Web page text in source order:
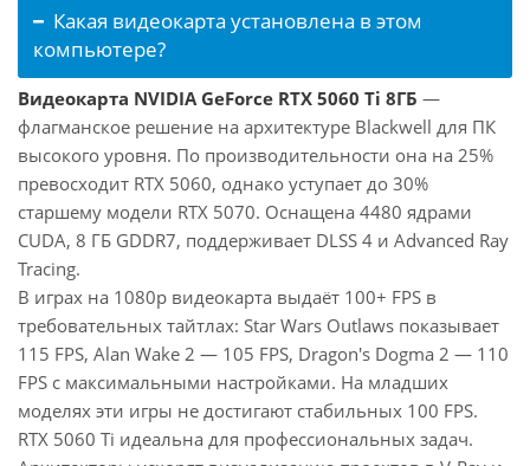
Какая видеокарта установлена в этом
компьютере?
Видеокарта NVIDIA GeForce RTX 5060 Ti 8ГБ —
флагманское решение на архитектуре Blackwell для ПК
высокого уровня. По производительности она на 25%
превосходит RTX 5060, однако уступает до 30%
старшему модели RTX 5070. Оснащена 4480 ядрами
CUDA, 8 ГБ GDDR7, поддерживает DLSS 4 и Advanced Ray
Tracing.
В играх на 1080p видеокарта выдаёт 100+ FPS в
требовательных тайтлах: Star Wars Outlaws показывает
115 FPS, Alan Wake 2 — 105 FPS, Dragon's Dogma 2 — 110
FPS с максимальными настройками. На младших
моделях эти игры не достигают стабильных 100 FPS.
RTX 5060 Ti идеальна для профессиональных задач.